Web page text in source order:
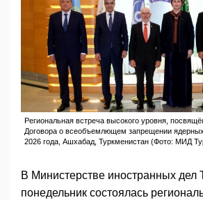
Региональная встреча высокого уровня,
Договора о всеобъемлющем запрещении
2026 года, Ашхабад, Туркменистан (Фото: МИД
В Министерстве иностранных дел
понедельник состоялась